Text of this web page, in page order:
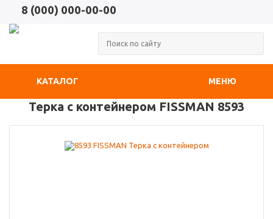
8 (000) 000-00-00
КАТАЛОГ МЕНЮ
Терка с контейнером FISSMAN 8593